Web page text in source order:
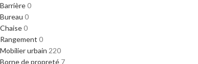
Barrière0
Bureau 0
Chaise0
Rangement 0
Mobilier urbain 220
Borne de propreté 7